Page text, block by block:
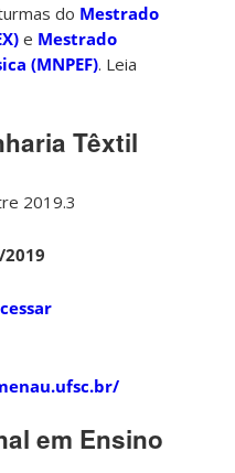
do Mestrado
e Mestrado
(MNPEF). Leia
Têxtil
2019.3
em Ensino